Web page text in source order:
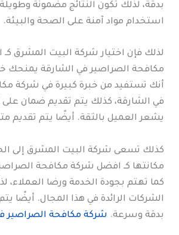
بدقة، لذلك تكون النتائج مضمونة
استخدام مواد آمنة على الصحة والبيئة.
لذلك فإن اختيار شركة البيت المشرق
مكافحة الصراصير في الشارقة يمنحك
أنك تستفيد من خبرة كبيرة في شركة
في الشارقة، كذلك يتم تقديم ضمان على
يشعر العميل بالثقة. أيضًا يتم تقديم
كذلك تسعى شركة البيت المشرق إلى
مكانتها كـ افضل شركة مكافحة
كما تهتم بجودة الخدمة ورضا العملاء،
الشركات الرائدة في هذا المجال. أيضًا
بدقة وسرعة. شركة مكافحة الصراصير